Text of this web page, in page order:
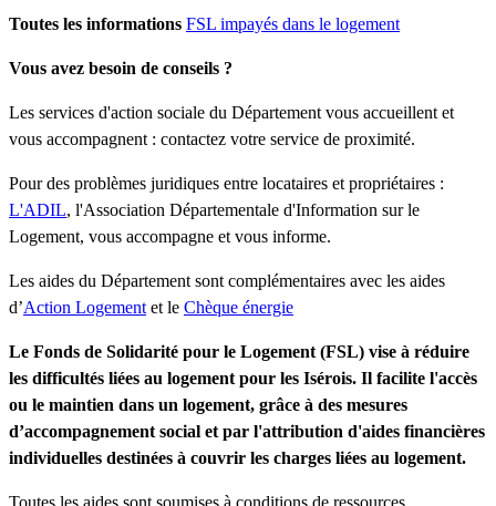
Toutes les informations FSL impayés dans le logement
Vous avez besoin de conseils ?
Les services d'action sociale du Département vous accueillent et
vous accompagnent : contactez votre service de proximité.
Pour des problèmes juridiques entre locataires et propriétaires :
L'ADIL, l'Association Départementale d'Information sur le
Logement, vous accompagne et vous informe.
Les aides du Département sont complémentaires avec les aides
d’Action Logement et le Chèque énergie
Le Fonds de Solidarité pour le Logement (FSL) vise à réduire
les difficultés liées au logement pour les Isérois. Il facilite l'accès
ou le maintien dans un logement, grâce à des mesures
d’accompagnement social et par l'attribution d'aides financières
individuelles destinées à couvrir les charges liées au logement.
Toutes les aides sont soumises à conditions de ressources.